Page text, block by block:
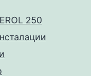
250